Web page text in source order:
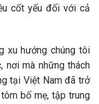
cốt yếu đối với cả
xu hướng chúng tôi
nơi mà những thách
tại Việt Nam đã trở
bố mẹ, tập trung